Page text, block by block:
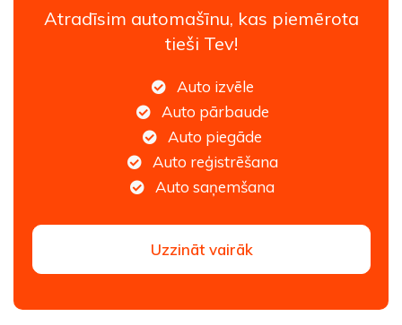
Atradīsim automašīnu, kas piemērota
tieši Tev!
Auto izvēle
Auto pārbaude
Auto piegāde
Auto reģistrēšana
Auto saņemšana
Uzzināt vairāk